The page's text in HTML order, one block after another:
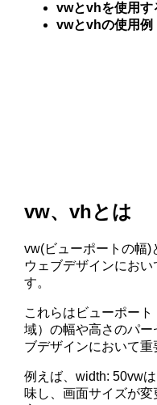
vwとvhを使用す
vwとvhの使用例
vw、vhとは
vw(ビューポートの幅)
ウェブデザインにお
す。
これらはビューポー
域）の幅や高さのパ
ブデザインにおいて重
例えば、width: 50vw
味し、画面サイズが